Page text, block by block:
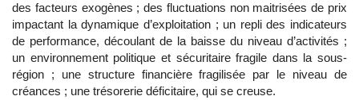
des facteurs exogènes ; des fluctuations non maitrisées de prix
impactant la dynamique d’exploitation ; un repli des indicateurs
de performance, découlant de la baisse du niveau d’activités ;
un environnement politique et sécuritaire fragile dans la sous-
région ; une structure financière fragilisée par le niveau de
créances ; une trésorerie déficitaire, qui se creuse.